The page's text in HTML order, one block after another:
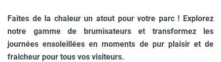
Faites de la chaleur un atout pour votre parc ! Explorez
notre gamme de brumisateurs et transformez les
journées ensoleillées en moments de pur plaisir et de
fraîcheur pour tous vos visiteurs.